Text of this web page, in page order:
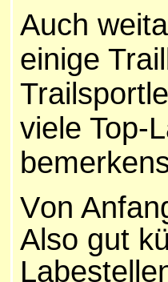
Auch
einige
viele Top-
Von
Also gut